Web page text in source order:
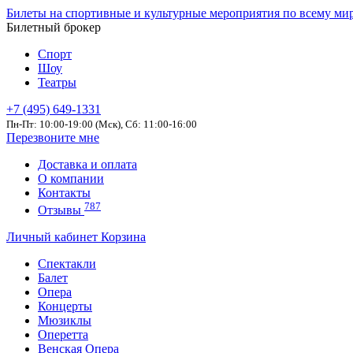
Билеты на спортивные и культурные мероприятия по всему
Билетный брокер
Спорт
Шоу
Театры
+7 (495) 649-1331
Пн-Пт: 10:00-19:00 (Мск), Сб: 11:00-16:00
Перезвоните мне
Доставка и оплата
О компании
Контакты
Отзывы 787
Личный кабинет Корзина
Спектакли
Балет
Опера
Концерты
Мюзиклы
Оперетта
Венская Опера